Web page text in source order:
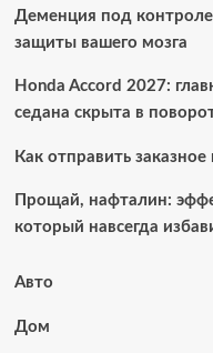
Деменция под
защиты вашего мозга
Honda Accord 2027:
седана скрыта в
Как отправить
Прощай, нафталин:
который навсегда
Авто
Дом